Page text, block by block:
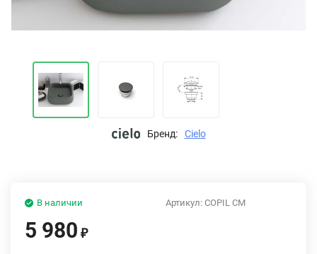
Бренд: Cielo
Артикул: COPIL CM
В наличии
5 980 ₽